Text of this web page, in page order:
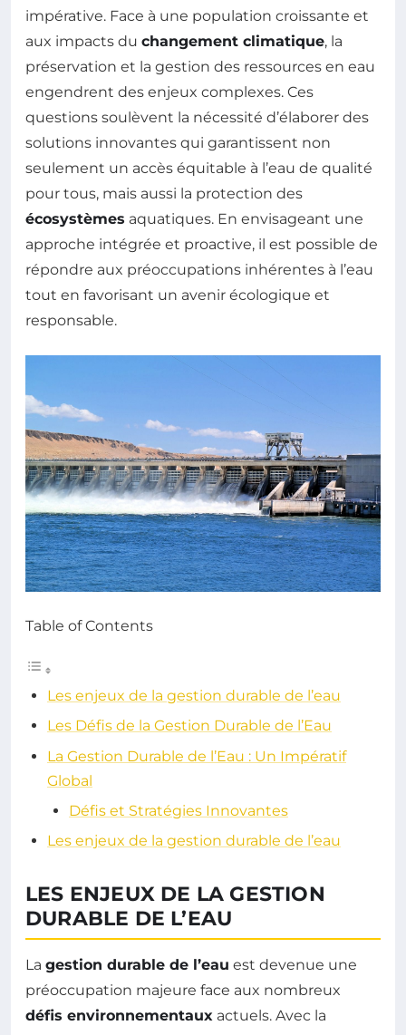
impérative. Face à une population croissante et
aux impacts du changement climatique, la
préservation et la gestion des ressources en eau
engendrent des enjeux complexes. Ces
questions soulèvent la nécessité d’élaborer des
solutions innovantes qui garantissent non
seulement un accès équitable à l’eau de qualité
pour tous, mais aussi la protection des
écosystèmes aquatiques. En envisageant une
approche intégrée et proactive, il est possible de
répondre aux préoccupations inhérentes à l’eau
tout en favorisant un avenir écologique et
responsable.
Table of Contents
Les enjeux de la gestion durable de l’eau
Les Défis de la Gestion Durable de l’Eau
La Gestion Durable de l’Eau : Un Impératif
Global
Défis et Stratégies Innovantes
Les enjeux de la gestion durable de l’eau
LES ENJEUX DE LA GESTION
DURABLE DE L’EAU
La gestion durable de l’eau est devenue une
préoccupation majeure face aux nombreux
défis environnementaux actuels. Avec la